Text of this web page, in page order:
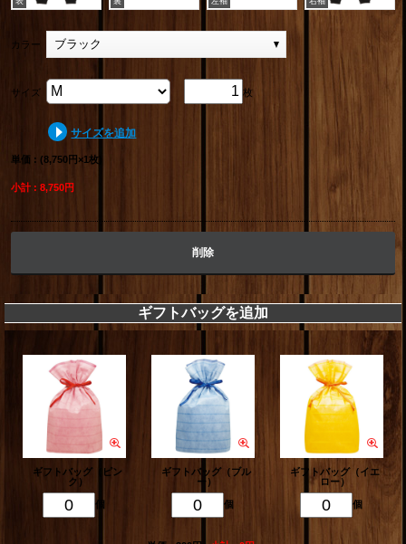
カラー ブラック
枚
サイズ
サイズを追加
単価 : (8,750円×1枚)
小計 : 8,750円
削除
ギフトバッグを追加
ギフトバッグ（ピン
ク）
個
ギフトバッグ（ブル
ー）
個
ギフトバッグ（イエ
ロー）
個